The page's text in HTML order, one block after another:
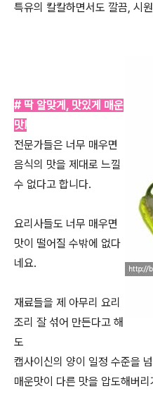
특유의 칼칼하면서도 깔끔, 시
# 딱 알맞게, 맛있게 매운
맛!
전문가들은 너무 매우면
음식의 맛을 제대로 느낄
수 없다고 합니다.
요리사들도 너무 매우면
맛이 떨어질 수밖에 없다
네요.
재료들을 제 아무리 요리
조리 잘 섞어 만든다고 해
도
캡사이신의 양이 일정 수준을
매운맛이 다른 맛을 압도해버